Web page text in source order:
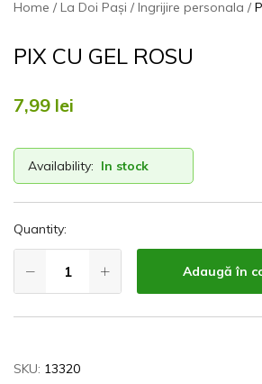
Home La Doi Pași Ingrijire personala
PIX CU GEL ROSU
7,99 lei
Availability: In stock
Quantity:
Adaugă în
SKU: 13320